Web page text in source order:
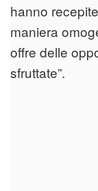
hanno
maniera
offre delle
sfruttate”.